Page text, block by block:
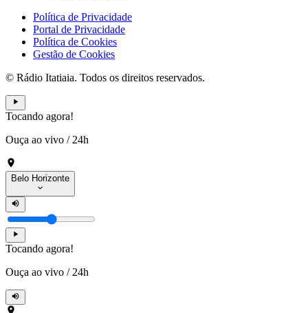
Política de Privacidade
Portal de Privacidade
Política de Cookies
Gestão de Cookies
© Rádio Itatiaia. Todos os direitos reservados.
Tocando agora!
Ouça ao vivo / 24h
Belo Horizonte
Tocando agora!
Ouça ao vivo / 24h